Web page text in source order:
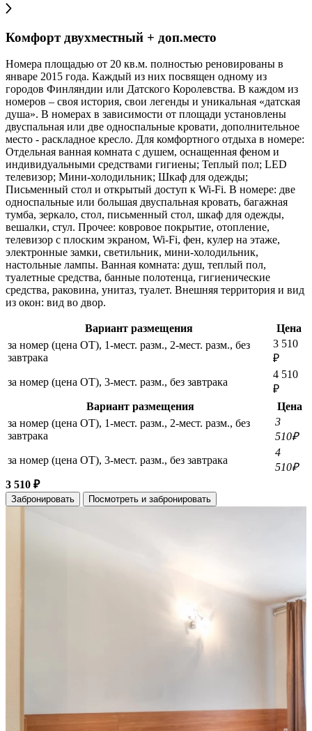
Комфорт двухместный + доп.место
Номера площадью от 20 кв.м. полностью реновированы в
январе 2015 года. Каждый из них посвящен одному из
городов Финляндии или Датского Королевства. В каждом из
номеров – своя история, свои легенды и уникальная «датская
душа». В номерах в зависимости от площади установлены
двуспальная или две односпальные кровати, дополнительное
место - раскладное кресло. Для комфортного отдыха в номере:
Отдельная ванная комната с душем, оснащенная феном и
индивидуальными средствами гигиены; Теплый пол; LED
телевизор; Мини-холодильник; Шкаф для одежды;
Письменный стол и открытый доступ к Wi-Fi. В номере: две
односпальные или большая двуспальная кровать, багажная
тумба, зеркало, стол, письменный стол, шкаф для одежды,
вешалки, стул. Прочее: ковровое покрытие, отопление,
телевизор с плоским экраном, Wi-Fi, фен, кулер на этаже,
электронные замки, светильник, мини-холодильник,
настольные лампы. Ванная комната: душ, теплый пол,
туалетные средства, банные полотенца, гигиенические
средства, раковина, унитаз, туалет. Внешняя территория и вид
из окон: вид во двор.
Вариант размещения
Цена
за номер (цена ОТ), 1-мест. разм., 2-мест. разм., без
завтрака
3 510
₽
за номер (цена ОТ), 3-мест. разм., без завтрака
4 510
₽
Вариант размещения
Цена
за номер (цена ОТ), 1-мест. разм., 2-мест. разм., без
завтрака
3
510₽
за номер (цена ОТ), 3-мест. разм., без завтрака
4
510₽
3 510 ₽
Забронировать Посмотреть и забронировать